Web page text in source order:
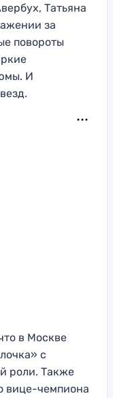
Татьяна
за
повороты
И
в Москве
с
роли. Также
вице-чемпиона